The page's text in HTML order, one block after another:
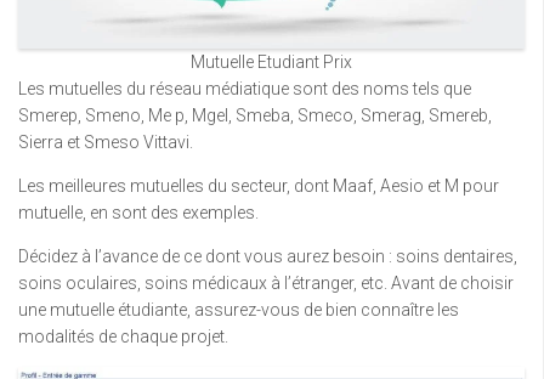
Mutuelle Etudiant Prix
Les mutuelles du réseau médiatique sont des noms tels que
Smerep, Smeno, Me p, Mgel, Smeba, Smeco, Smerag, Smereb,
Sierra et Smeso Vittavi.
Les meilleures mutuelles du secteur, dont Maaf, Aesio et M pour
mutuelle, en sont des exemples.
Décidez à l’avance de ce dont vous aurez besoin : soins dentaires,
soins oculaires, soins médicaux à l’étranger, etc. Avant de choisir
une mutuelle étudiante, assurez-vous de bien connaître les
modalités de chaque projet.